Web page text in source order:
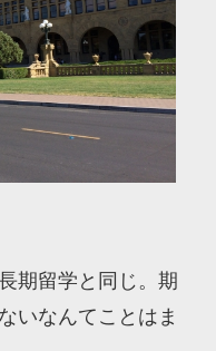
期留学と同じ。期
いなんてことはま